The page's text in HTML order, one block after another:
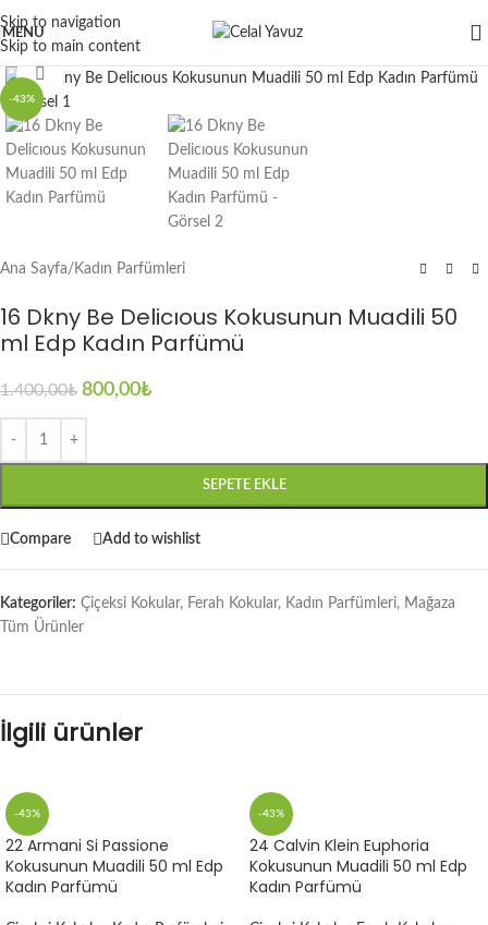
Skip to navigation
Skip to main content
MENU
-43%
Click to enlarge
Ana Sayfa/ Kadın Parfümleri
16 Dkny Be Delicıous Kokusunun Muadili 50
ml Edp Kadın Parfümü
1.400,00₺ 800,00₺
SEPETE EKLE
Compare Add to wishlist
Kategoriler: Çiçeksi Kokular, Ferah Kokular, Kadın Parfümleri, Mağaza
Tüm Ürünler
İlgili ürünler
-43%
22 Armani Si Passione
Kokusunun Muadili 50 ml Edp
Kadın Parfümü
-43%
24 Calvin Klein Euphoria
Kokusunun Muadili 50 ml Edp
Kadın Parfümü